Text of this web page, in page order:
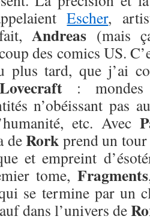
Escher,
fait,Andreas (mais
des comics US.
plus tard, que j’ai
Lovecraft : mondes
n’obéissant pas
etc. Avec
deRork prend un
et empreint
tome, Fragments
se termine par un
dans l’univers de